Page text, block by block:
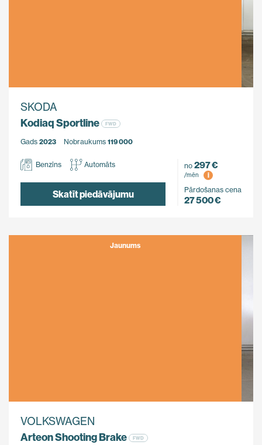
SKODA
Kodiaq Sportline
FWD
Gads 2023 Nobraukums 119 000
Benzīns Automāts
Skatīt piedāvājumu
no 297 €
/mēn
i
Pārdošanas cena
27 500 €
Jaunums
VOLKSWAGEN
Arteon Shooting Brake
FWD